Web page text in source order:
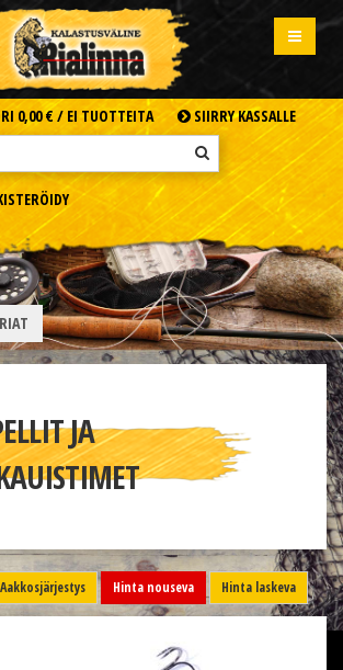
0,00 € / EI TUOTTEITA SIIRRY KASSALLE
JA
Aakkosjärjestys Hinta nouseva Hinta laskeva